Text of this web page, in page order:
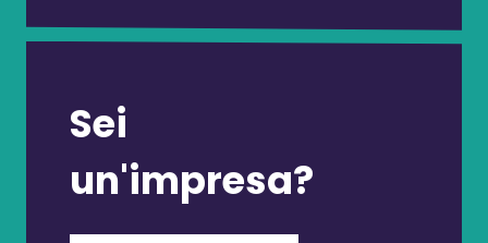
Sei
un'impresa?